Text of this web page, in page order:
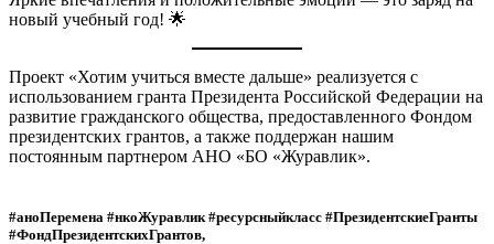
новый учебный год! 🌟
Проект «Хотим учиться вместе дальше» реализуется с
использованием гранта Президента Российской Федерации на
развитие гражданского общества, предоставленного Фондом
президентских грантов, а также поддержан нашим
постоянным партнером АНО «БО «Журавлик».
#аноПеремена #нкоЖуравлик #ресурсныйкласс #ПрезидентскиеГранты
#ФондПрезидентскихГрантов,